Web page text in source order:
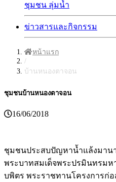
ชุมชน ลุ่มน้ำ
ข่าวสารและกิจกรรม
หน้าแรก
/
บ้านหนองตาจอน
ชุมชนบ้านหนองตาจอน
16/06/2018
ชุมชนประสบปัญหาน้ำแล้งมานา
พระบาทสมเด็จพระปรมินทรม
บพิตร พระราชทานโครงการก่